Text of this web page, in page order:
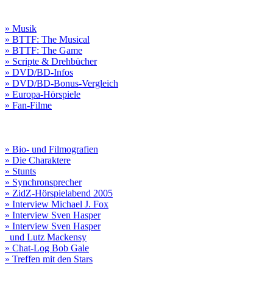
» Musik
» BTTF: The Musical
» BTTF: The Game
» Scripte & Drehbücher
» DVD/BD-Infos
» DVD/BD-Bonus-Vergleich
» Europa-Hörspiele
» Fan-Filme
» Bio- und Filmografien
» Die Charaktere
» Stunts
» Synchronsprecher
» ZidZ-Hörspielabend 2005
» Interview Michael J. Fox
» Interview Sven Hasper
» Interview Sven Hasper
und Lutz Mackensy
» Chat-Log Bob Gale
» Treffen mit den Stars